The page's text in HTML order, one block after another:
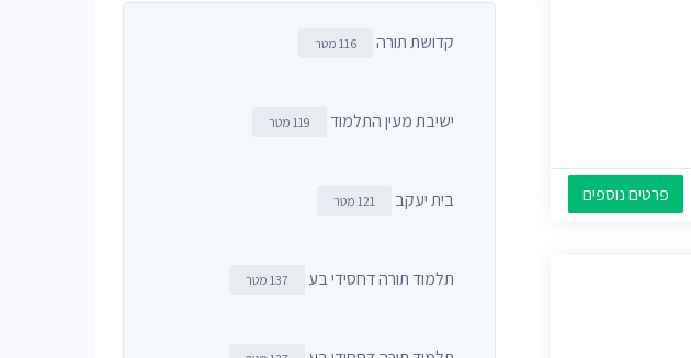
פרטים נוספים
קדושת תורה 116 מטר
ישיבת מעין התלמוד 119 מטר
בית יעקב 121 מטר
תלמוד תורה דחסידי בע 137 מטר